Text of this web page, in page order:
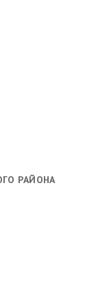
РАЙОНА